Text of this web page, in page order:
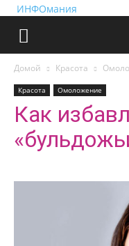
ИНФОмания
Домой Красота
Красота Омоложение
Как